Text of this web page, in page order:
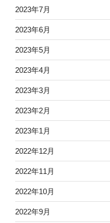
2023年7月
2023年6月
2023年5月
2023年4月
2023年3月
2023年2月
2023年1月
2022年12月
2022年11月
2022年10月
2022年9月